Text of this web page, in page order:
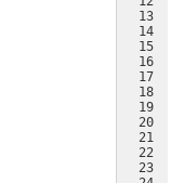
13
14
15
16
17
18
19
20
21
22
23